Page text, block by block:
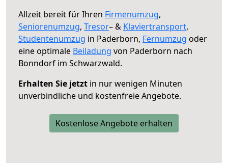
Allzeit bereit für Ihren Firmenumzug,
Seniorenumzug, Tresor– & Klaviertransport,
Studentenumzug in Paderborn, Fernumzug oder
eine optimale Beiladung von Paderborn nach
Bonndorf im Schwarzwald.
Erhalten Sie jetzt in nur wenigen Minuten
unverbindliche und kostenfreie Angebote.
Kostenlose Angebote erhalten